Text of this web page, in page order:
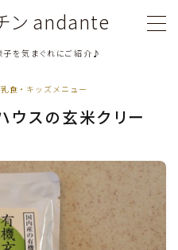
ン andante
子を気まぐれにご紹介♪
食・キッズメニュー
ウスの玄米クリー